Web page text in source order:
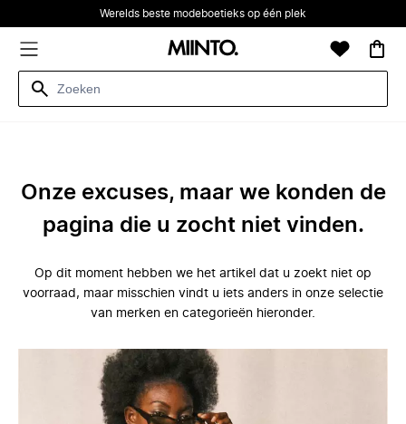
Werelds beste modeboetieks op één plek
Onze excuses, maar we konden de
pagina die u zocht niet vinden.
Op dit moment hebben we het artikel dat u zoekt niet op
voorraad, maar misschien vindt u iets anders in onze selectie
van merken en categorieën hieronder.